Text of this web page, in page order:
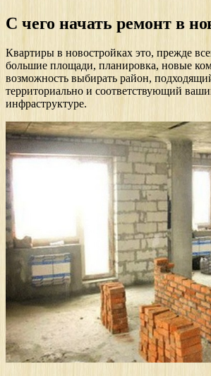
С чего начать ремонт в
Квартиры в новостройках это, прежде
большие площади, планировка, новые
возможность выбирать район,
территориально и соответствующий
инфраструктуре.